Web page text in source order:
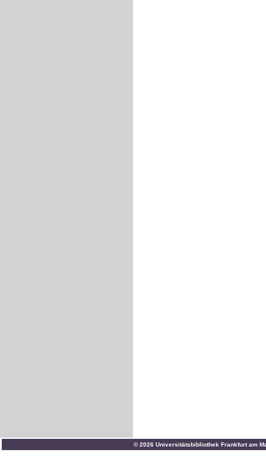
© 2026 Universitätsbibliothek Frankfurt am